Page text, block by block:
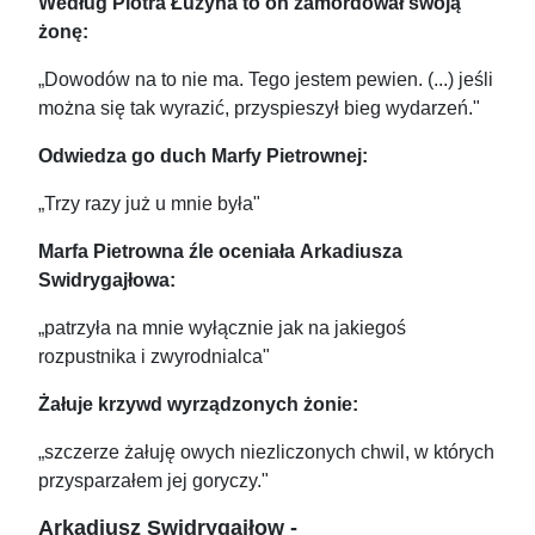
żonę:
„Dowodów na to nie ma. Tego jestem pewien. (...) jeśli
można się tak wyrazić, przyspieszył bieg wydarzeń."
Odwiedza go duch Marfy Pietrownej:
„Trzy razy już u mnie była"
Marfa Pietrowna źle oceniała Arkadiusza
Swidrygajłowa:
„patrzyła na mnie wyłącznie jak na jakiegoś
rozpustnika i zwyrodnialca"
Żałuje krzywd wyrządzonych żonie:
„szczerze żałuję owych niezliczonych chwil, w których
przysparzałem jej goryczy."
Arkadiusz Swidrygajłow -